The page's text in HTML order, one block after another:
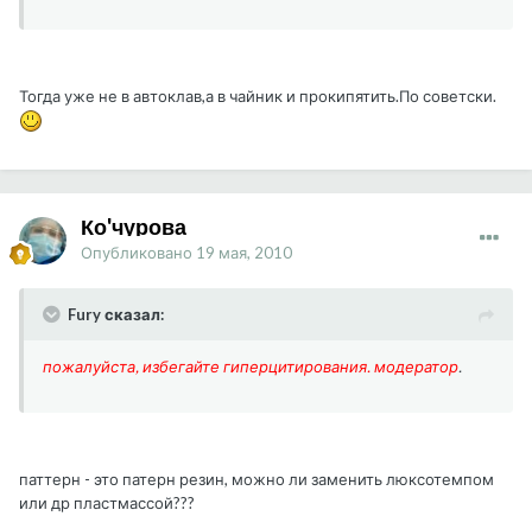
Тогда уже не в автоклав,а в чайник и прокипятить.По советски.
Ко'чурова
Опубликовано 19 мая, 2010
Fury сказал:
пожалуйста, избегайте гиперцитирования. модератор.
паттерн - это патерн резин, можно ли заменить люксотемпом
или др пластмассой???